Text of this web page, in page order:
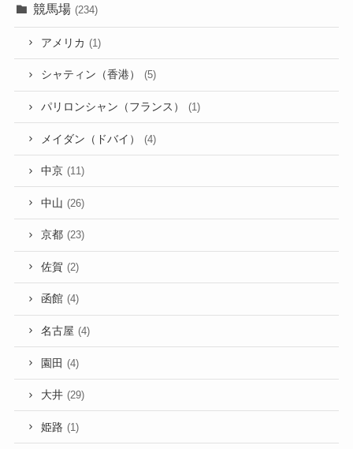
競馬場 (234)
アメリカ (1)
シャティン（香港） (5)
パリロンシャン（フランス） (1)
メイダン（ドバイ） (4)
中京 (11)
中山 (26)
京都 (23)
佐賀 (2)
函館 (4)
名古屋 (4)
園田 (4)
大井 (29)
姫路 (1)